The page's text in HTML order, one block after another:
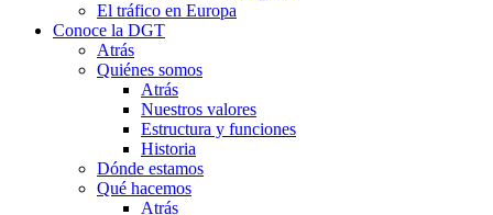
El tráfico en Europa
Conoce la DGT
Atrás
Quiénes somos
Atrás
Nuestros valores
Estructura y funciones
Historia
Dónde estamos
Qué hacemos
Atrás